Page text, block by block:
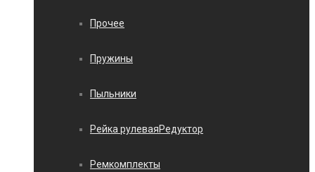
Прочее
Пружины
Пыльники
Рейка рулеваяРедуктор
Ремкомплекты